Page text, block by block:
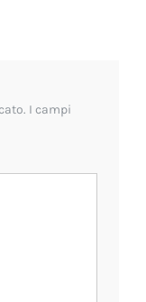
I campi